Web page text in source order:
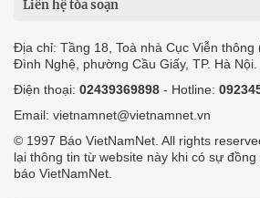
Liên hệ tòa soạn
Địa chỉ: Tầng 18, Toà nhà Cục Viễn thông
Đình Nghệ, phường Cầu Giấy, TP. Hà Nội.
Điện thoại: 02439369898 - Hotline:
Email: vietnamnet@vietnamnet.vn
© 1997 Báo VietNamNet. All rights
lại thông tin từ website này khi có sự
báo VietNamNet.